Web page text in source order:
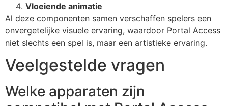
Vloeiende animatie
Al deze componenten samen verschaffen spelers een
onvergetelijke visuele ervaring, waardoor Portal Access
niet slechts een spel is, maar een artistieke ervaring.
Veelgestelde vragen
Welke apparaten zijn